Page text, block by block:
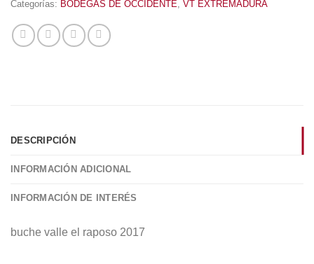
Categorías: BODEGAS DE OCCIDENTE, VT EXTREMADURA
DESCRIPCIÓN
INFORMACIÓN ADICIONAL
INFORMACIÓN DE INTERÉS
buche valle el raposo 2017